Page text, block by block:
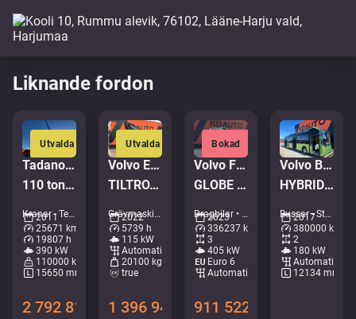
Liknande fordon
Utvalda
Tadano Faun ATF 110G-5
110 ton / MAIN BOOM 53 m / MOST ENGINE HOURS FROM IDLE / GOOD WORKING CONDITION
Kranar - Terrängkranare • M106-9664
2011
25671 km
19807 h
390 kW
110000 kg
15650 mm
2 792 816
Utvalda
Volvo EWR 170 E
TILTROTATOR / AC / CENTRAL LUBRICATION
Grävmaskiner - Hjulgrävare • M727-9473
2022
5739 h
115 kW
Automatisk
20100 kg
true
1 396 948
Bokad
Volvo FH 540 6x2
GLOBE XL / RETARDER / DOUBLE BOGIE
Dragbilar • M075-6603
2023
336237 km
3
405 kW
Euro 6
Automatisk
911 522
Volvo B5LH 7900 HC 4x2
HYBRID / AC / AUXILIARY HEATING
Bussar - Stadsbuss • M253-4323
2017
380000 km
2
180 kW
Automatisk
12134 mm